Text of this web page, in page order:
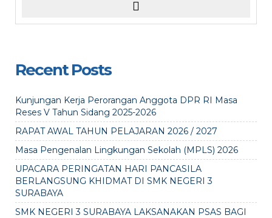
Recent Posts
Kunjungan Kerja Perorangan Anggota DPR RI Masa
Reses V Tahun Sidang 2025-2026
RAPAT AWAL TAHUN PELAJARAN 2026 / 2027
Masa Pengenalan Lingkungan Sekolah (MPLS) 2026
UPACARA PERINGATAN HARI PANCASILA
BERLANGSUNG KHIDMAT DI SMK NEGERI 3
SURABAYA
SMK NEGERI 3 SURABAYA LAKSANAKAN PSAS BAGI